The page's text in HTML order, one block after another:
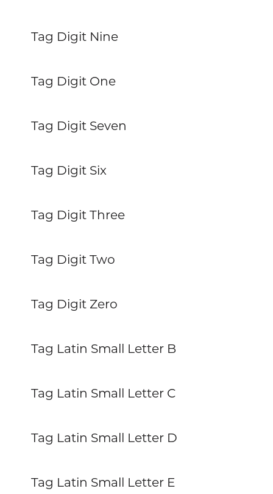
Tag Digit Nine
Tag Digit One
Tag Digit Seven
Tag Digit Six
Tag Digit Three
Tag Digit Two
Tag Digit Zero
Tag Latin Small Letter B
Tag Latin Small Letter C
Tag Latin Small Letter D
Tag Latin Small Letter E